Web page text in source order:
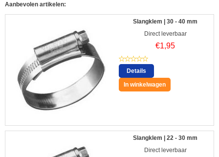
Aanbevolen artikelen:
Slangklem | 30 - 40 mm
Direct leverbaar
€1,95
Details
In winkelwagen
Slangklem | 22 - 30 mm
Direct leverbaar